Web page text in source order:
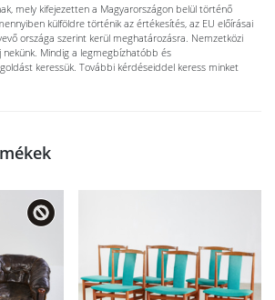
mely kifejezetten a Magyarországon belül történő
külföldre történik az értékesítés, az EU előírásai
országa szerint kerül meghatározásra. Nemzetközi
nekünk. Mindig a legmegbízhatóbb és
keressük. További kérdéseiddel keress minket